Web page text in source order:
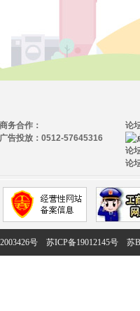
论
论
论
商务合作：
广告投放：0512-57645316
号 苏ICP备19012145号 苏